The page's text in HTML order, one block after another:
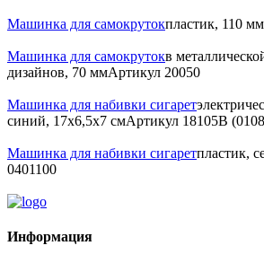
Машинка для самокрутокпластик, 110 мм
Машинка для самокрутокв
дизайнов, 70 ммАртикул 20050
Машинка для набивки сигарет
синий, 17х6,5х7 смАртикул 18105B
Машинка для набивки сигаретпластик,
0401100
Информация